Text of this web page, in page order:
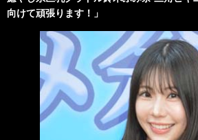
向けて頑張ります！」